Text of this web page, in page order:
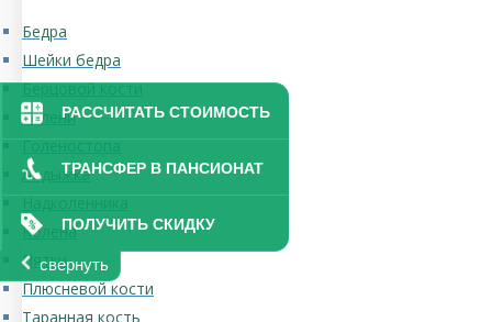
РАССЧИТАТЬ СТОИМОСТЬ
ТРАНСФЕР В ПАНСИОНАТ
ПОЛУЧИТЬ СКИДКУ
свернуть
Бедра
Шейки бедра
Берцовой кости
Голени
Голеностопа
Лодыжка
Надколенника
Колена
Пятки
Плюсневой кости
Таранная кость